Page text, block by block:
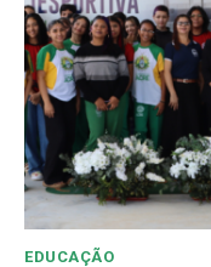
EDUCAÇÃO